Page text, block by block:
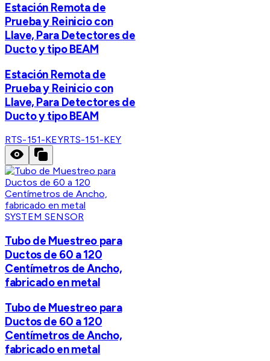
Estación Remota de
Prueba y Reinicio con
Llave, Para Detectores de
Ducto y tipo BEAM
Estación Remota de
Prueba y Reinicio con
Llave, Para Detectores de
Ducto y tipo BEAM
RTS-151-KEYRTS-151-KEY
SYSTEM SENSOR
Tubo de Muestreo para
Ductos de 60 a 120
Centímetros de Ancho,
fabricado en metal
Tubo de Muestreo para
Ductos de 60 a 120
Centímetros de Ancho,
fabricado en metal